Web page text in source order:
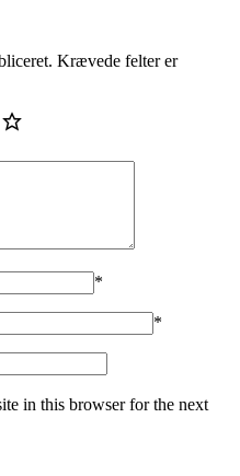
Krævede felter er
*
*
in this browser for the next